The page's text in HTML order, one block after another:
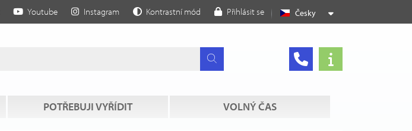
Česky
Youtube Instagram Kontrastní mód Přihlásit se
POTŘEBUJI VYŘÍDIT VOLNÝ ČAS